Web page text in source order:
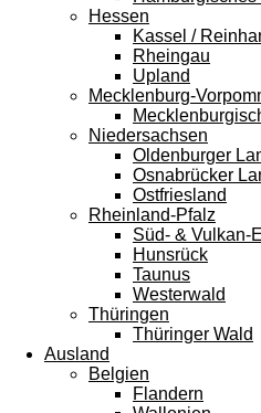
Hessen
Kassel /
Rheingau
Upland
Mecklenburg-
Niedersachsen
Oldenburger
Osnabrücker
Ostfriesland
Rheinland-Pfalz
Süd- & Vulkan-
Hunsrück
Taunus
Westerwald
Thüringen
Thüringer Wald
Ausland
Belgien
Flandern